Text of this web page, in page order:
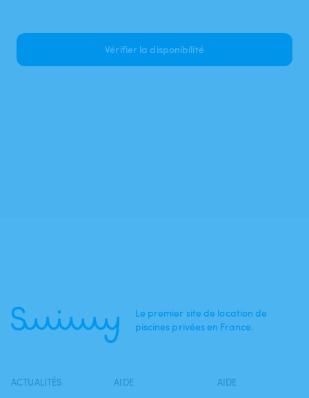
Vérifier la disponibilité
Le premier site de location de
piscines privées en France.
ACTUALITÉS AIDE AIDE